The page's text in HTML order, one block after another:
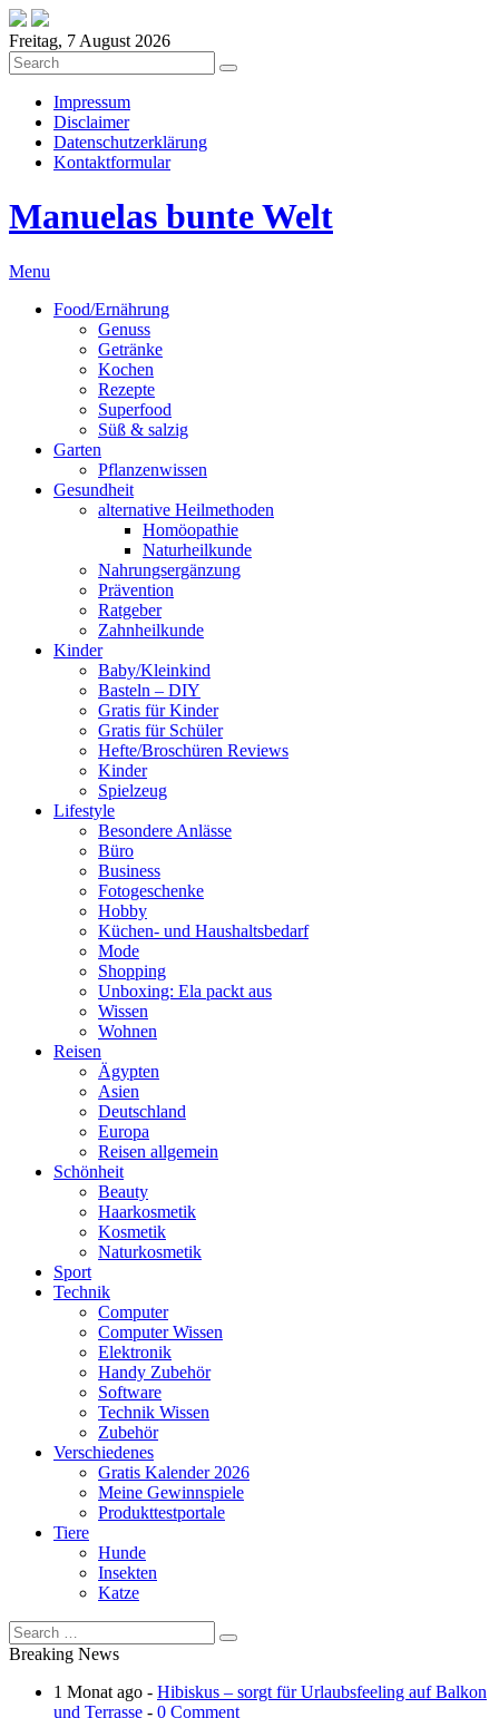
Freitag, 7 August 2026
Impressum
Disclaimer
Datenschutzerklärung
Kontaktformular
Manuelas bunte Welt
Menu
Food/Ernährung
Genuss
Getränke
Kochen
Rezepte
Superfood
Süß & salzig
Garten
Pflanzenwissen
Gesundheit
alternative Heilmethoden
Homöopathie
Naturheilkunde
Nahrungsergänzung
Prävention
Ratgeber
Zahnheilkunde
Kinder
Baby/Kleinkind
Basteln – DIY
Gratis für Kinder
Gratis für Schüler
Hefte/Broschüren Reviews
Kinder
Spielzeug
Lifestyle
Besondere Anlässe
Büro
Business
Fotogeschenke
Hobby
Küchen- und Haushaltsbedarf
Mode
Shopping
Unboxing: Ela packt aus
Wissen
Wohnen
Reisen
Ägypten
Asien
Deutschland
Europa
Reisen allgemein
Schönheit
Beauty
Haarkosmetik
Kosmetik
Naturkosmetik
Sport
Technik
Computer
Computer Wissen
Elektronik
Handy Zubehör
Software
Technik Wissen
Zubehör
Verschiedenes
Gratis Kalender 2026
Meine Gewinnspiele
Produkttestportale
Tiere
Hunde
Insekten
Katze
Breaking News
1 Monat ago - Hibiskus – sorgt für Urlaubsfeeling auf Balkon
und Terrasse - 0 Comment